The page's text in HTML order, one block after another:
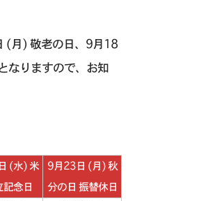
(月) 敬老の日、9月18
なりますので、お知
(水) 米
記念日
9月23日 (月) 秋
分の日 振替休日